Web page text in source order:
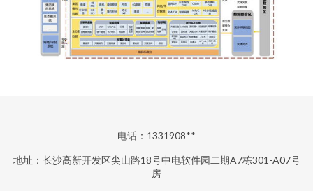
电话：1331908**
地址：长沙高新开发区尖山路18号中电软件园二期A7栋301-A07号
房